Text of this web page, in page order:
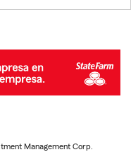
Management Corp.